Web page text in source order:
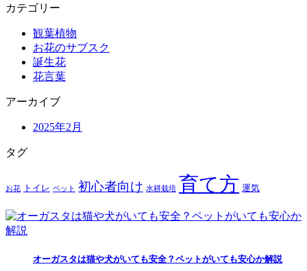
カテゴリー
観葉植物
お花のサブスク
誕生花
花言葉
アーカイブ
2025年2月
タグ
お花 トイレ ペット 初心者向け 水耕栽培 育て方 運気
オーガスタは猫や犬がいても安全？ペットがいても安心か解説